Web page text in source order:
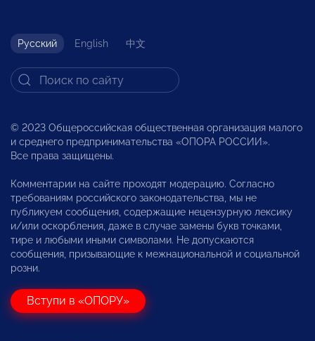
Русский English 中文
© 2023 Общероссийская общественная организация малого
и среднего предпринимательства «ОПОРА РОССИИ».
Все права защищены.
Комментарии на сайте проходят модерацию. Согласно
требованиям российского законодательства, мы не
публикуем сообщения, содержащие нецензурную лексику
и/или оскорбления, даже в случае замены букв точками,
тире и любыми иными символами. Не допускаются
сообщения, призывающие к межнациональной и социальной
розни.
Вступи в «ОПОРУ»